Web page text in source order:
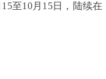
至10月15日，陆续在